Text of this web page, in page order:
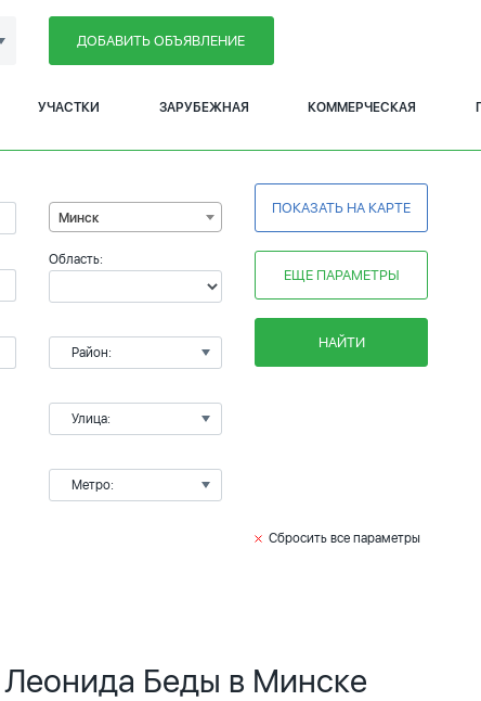
ДОБАВИТЬ ОБЪЯВЛЕНИЕ
УЧАСТКИ ЗАРУБЕЖНАЯ КОММЕРЧЕСКАЯ
Минск
Область:
Район:
Улица:
Метро:
ПОКАЗАТЬ НА КАРТЕ
ЕЩЕ ПАРАМЕТРЫ
НАЙТИ
Сбросить все параметры
Беды в Минске